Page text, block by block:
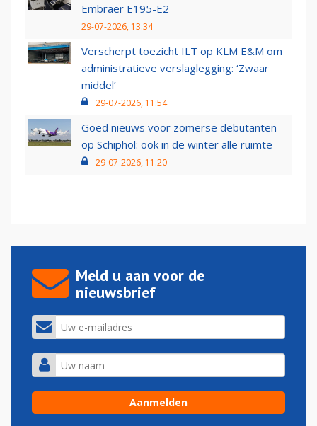
Embraer E195-E2
29-07-2026, 13:34
Verscherpt toezicht ILT op KLM E&M om
administratieve verslaglegging: ‘Zwaar
middel’
29-07-2026, 11:54
Goed nieuws voor zomerse debutanten
op Schiphol: ook in de winter alle ruimte
29-07-2026, 11:20
Meld u aan voor de
nieuwsbrief